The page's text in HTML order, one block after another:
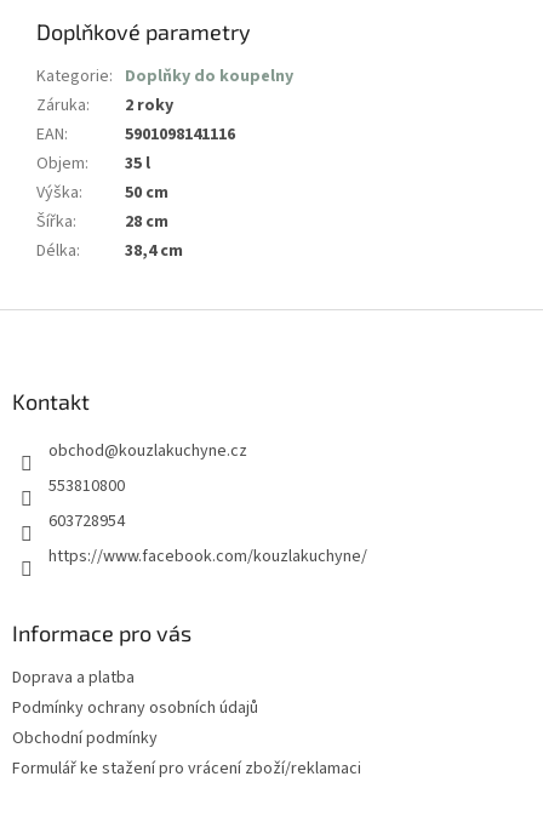
Doplňkové parametry
Kategorie: Doplňky do koupelny
Záruka:
2 roky
EAN:
5901098141116
Objem:
35 l
Výška:
50 cm
Šířka:
28 cm
Délka: 38,4 cm
Kontakt
obchod@kouzlakuchyne.cz
553810800
603728954
https://www.facebook.com/kouzlakuchyne/
Informace pro vás
Doprava a platba
Podmínky ochrany osobních údajů
Obchodní podmínky
Formulář ke stažení pro vrácení zboží/reklamaci